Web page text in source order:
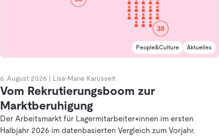
People&Culture Aktuelles
6. August 2026 Lisa-Marie Karusseit
Vom Rekrutierungsboom zur
Marktberuhigung
Der Arbeitsmarkt für Lagermitarbeiter*innen im ersten
Halbjahr 2026 im datenbasierten Vergleich zum Vorjahr.